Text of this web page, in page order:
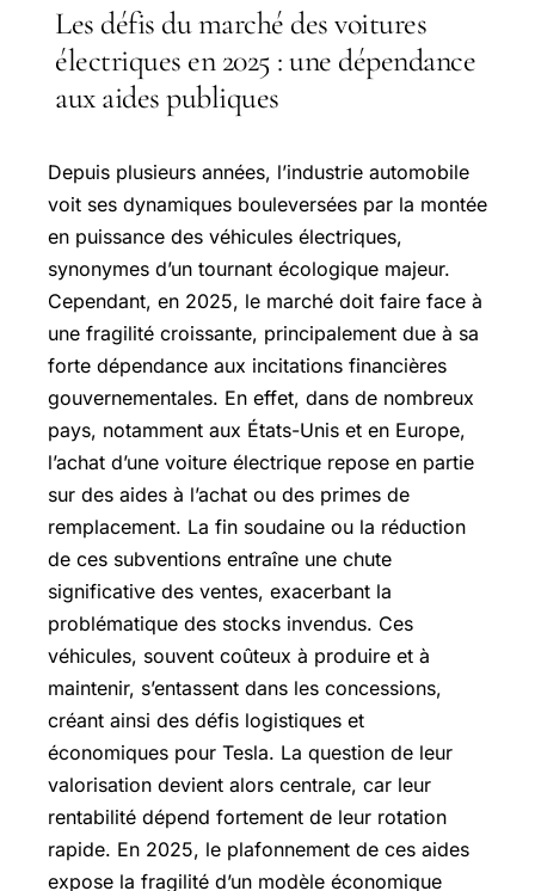
Les défis du marché des voitures
électriques en 2025 : une dépendance
aux aides publiques
Depuis plusieurs années, l’industrie automobile
voit ses dynamiques bouleversées par la montée
en puissance des véhicules électriques,
synonymes d’un tournant écologique majeur.
Cependant, en 2025, le marché doit faire face à
une fragilité croissante, principalement due à sa
forte dépendance aux incitations financières
gouvernementales. En effet, dans de nombreux
pays, notamment aux États-Unis et en Europe,
l’achat d’une voiture électrique repose en partie
sur des aides à l’achat ou des primes de
remplacement. La fin soudaine ou la réduction
de ces subventions entraîne une chute
significative des ventes, exacerbant la
problématique des stocks invendus. Ces
véhicules, souvent coûteux à produire et à
maintenir, s’entassent dans les concessions,
créant ainsi des défis logistiques et
économiques pour Tesla. La question de leur
valorisation devient alors centrale, car leur
rentabilité dépend fortement de leur rotation
rapide. En 2025, le plafonnement de ces aides
expose la fragilité d’un modèle économique